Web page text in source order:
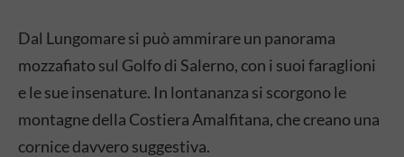
Dal Lungomare si può ammirare un panorama
mozzafiato sul Golfo di Salerno, con i suoi faraglioni
e le sue insenature. In lontananza si scorgono le
montagne della Costiera Amalfitana, che creano una
cornice davvero suggestiva.